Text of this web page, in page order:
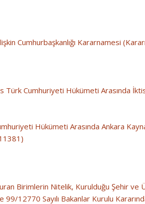
Cumhurbaşkanlığı Kararnamesi
Cumhuriyeti Hükümeti Arasında
Hükümeti Arasında Ankara
Birimlerin Nitelik, Kurulduğu Şehir
12770 Sayılı Bakanlar Kurulu